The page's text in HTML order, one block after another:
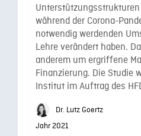
während der Corona-
notwendig werdenden
Lehre verändert haben.
anderem um ergriffene
Finanzierung. Die Studie
Institut im Auftrag des
Dr. Lutz Goertz
Jahr 2021